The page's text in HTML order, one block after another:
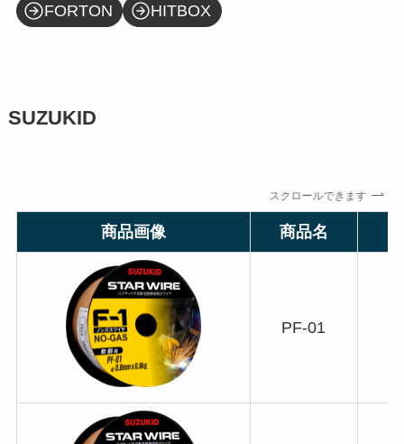
FORTON
HITBOX
SUZUKID
スクロールできます
商品画像 商品名
PF-01